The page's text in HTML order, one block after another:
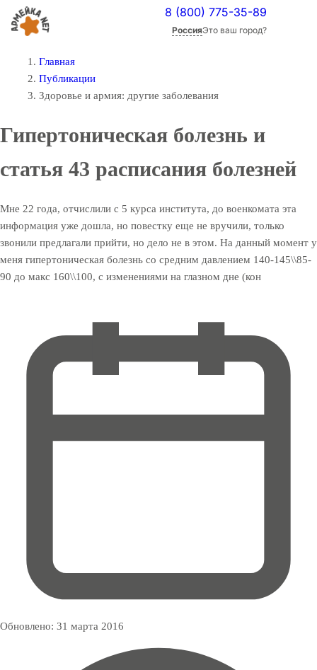
8 (800) 775-35-89
РоссияЭто ваш город?
Главная
Публикации
Здоровье и армия: другие заболевания
Гипертоническая болезнь и
статья 43 расписания болезней
Мне 22 года, отчислили с 5 курса института, до военкомата эта
информация уже дошла, но повестку еще не вручили, только
звонили предлагали прийти, но дело не в этом. На данный момент у
меня гипертоническая болезнь со средним давлением 140-145\\85-
90 до макс 160\\100, с изменениями на глазном дне (кон
Обновлено: 31 марта 2016